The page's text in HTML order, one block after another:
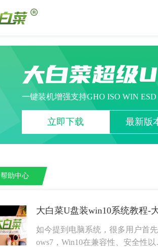
大白菜超级
一键装机增强支持GHO ISO WIN
立即下载 最新版
帮助中心
大白菜U盘装win10系统教程-
如今提到电脑系统，很多用户首
ows7，Win10在兼容性、安全性